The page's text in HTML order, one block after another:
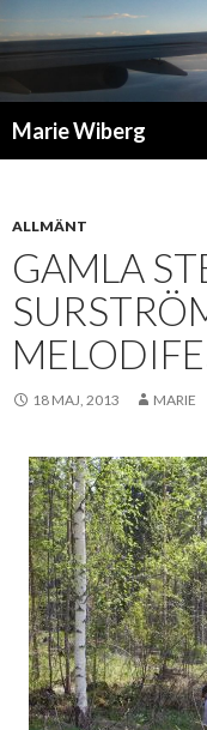
Marie Wiberg
ALLMÄNT
GAMLA
18 MAJ, 2013 MARIE